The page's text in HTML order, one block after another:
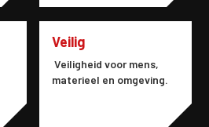
Veilig
Veiligheid voor mens,
materieel en omgeving.